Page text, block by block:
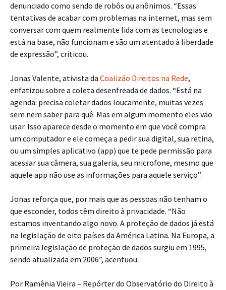
denunciado como sendo de robôs ou anônimos. “Essas
tentativas de acabar com problemas na internet, mas sem
conversar com quem realmente lida com as tecnologias e
está na base, não funcionam e são um atentado à liberdade
de expressão”, criticou.
Jonas Valente, ativista da Coalizão Direitos na Rede,
enfatizou sobre a coleta desenfreada de dados. “Está na
agenda: precisa coletar dados loucamente, muitas vezes
sem nem saber para quê. Mas em algum momento eles vão
usar. Isso aparece desde o momento em que você compra
um computador e ele começa a pedir sua digital, sua retina,
ou um simples aplicativo (app) que te pede permissão para
acessar sua câmera, sua galeria, seu microfone, mesmo que
aquele app não use as informações para aquele serviço”.
Jonas reforça que, por mais que as pessoas não tenham o
que esconder, todos têm direito à privacidade. “Não
estamos inventando algo novo. A proteção de dados já está
na legislação de oito países da América Latina. Na Europa, a
primeira legislação de proteção de dados surgiu em 1995,
sendo atualizada em 2006”, acentuou.
Por Ramênia Vieira – Repórter do Observatório do Direito à